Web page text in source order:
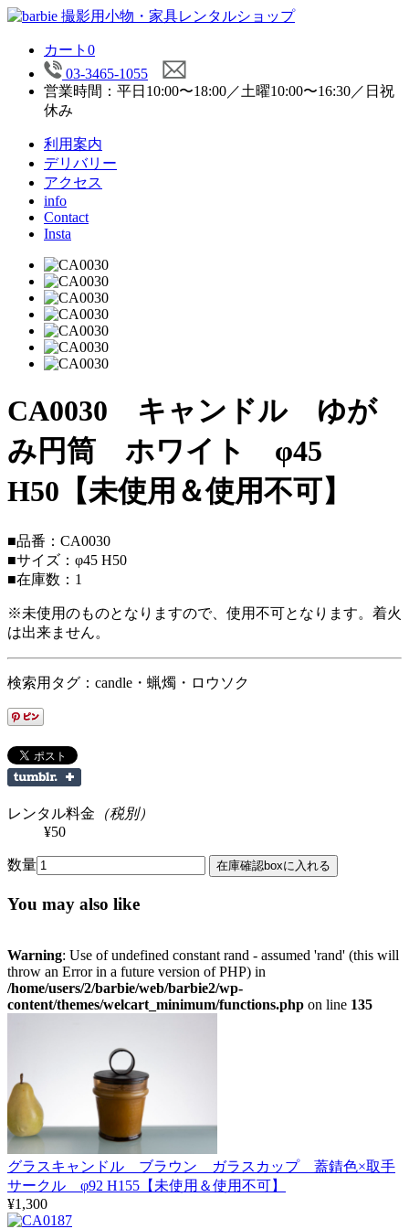
カート 0
03-3465-1055
営業時間：平日10:00〜18:00／土曜10:00〜16:30／日祝
休み
利用案内
デリバリー
アクセス
info
Contact
Insta
CA0030 キャンドル ゆが
み円筒 ホワイト φ45
H50【未使用＆使用不可】
■品番：CA0030
■サイズ：φ45 H50
■在庫数：1
※未使用のものとなりますので、使用不可となります。着火
は出来ません。
検索用タグ：candle・蝋燭・ロウソク
レンタル料金 （税別）
¥50
数量
You may also like
Warning: Use of undefined constant rand - assumed 'rand' (this will
throw an Error in a future version of PHP) in
/home/users/2/barbie/web/barbie2/wp-
content/themes/welcart_minimum/functions.php on line 135
グラスキャンドル ブラウン ガラスカップ 蓋錆色×取手
サークル φ92 H155【未使用＆使用不可】
¥1,300